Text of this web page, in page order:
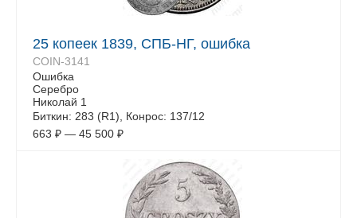
25 копеек 1839, СПБ-НГ, ошибка
COIN-3141
Ошибка
Серебро
Николай 1
Биткин: 283 (R1), Конрос: 137/12
663 ₽ — 45 500 ₽